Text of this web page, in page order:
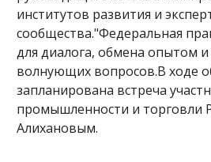
институтов развития и
сообщества."Федеральная
для диалога, обмена опытом и
волнующих вопросов.В ходе
запланирована встреча
промышленности и торговли
Алихановым.